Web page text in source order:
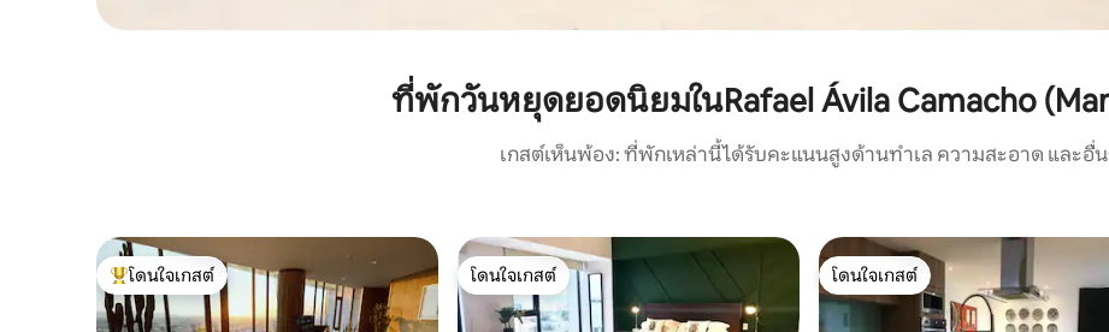
ที่พักวันหยุดยอดนิยมในRafael Ávila Camacho
เกสต์เห็นพ้อง: ที่พักเหล่านี้ได้รับคะแนนสูงด้านทำเล ความสะอาด และอื่
โดนใจเกสต์ที่สุด
โดนใจเกสต์
โดนใจเกสต์
โดนใจเกสต์
โดนใจเกสต์
โดนใจเกสต์